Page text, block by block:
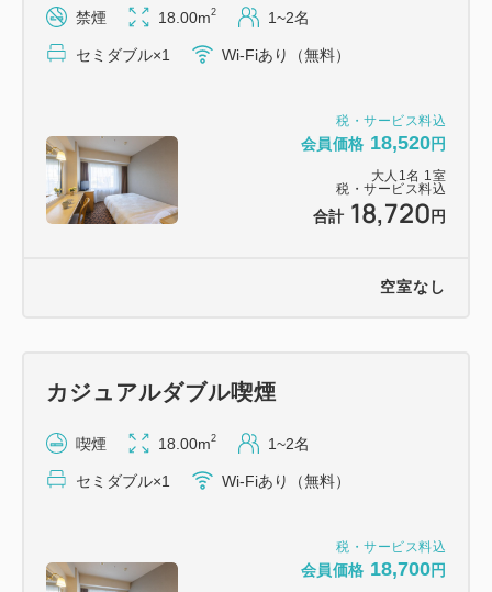
税・サービス料込
会員価格 18,520円
大人 1 名 1 室
税・サービス料込
合計 18,720 円
禁煙 18.00m2 1~2名
セミダブル×1 Wi-Fiあり（無料）
空室なし
税・サービス料込
会員価格 18,700円
カジュアルダブル喫煙
喫煙 18.00m2 1~2名
セミダブル×1 Wi-Fiあり（無料）